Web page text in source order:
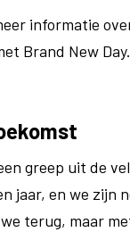
informatie
Brand New Day.
greep uit de
jaar, en we zijn
terug, maar